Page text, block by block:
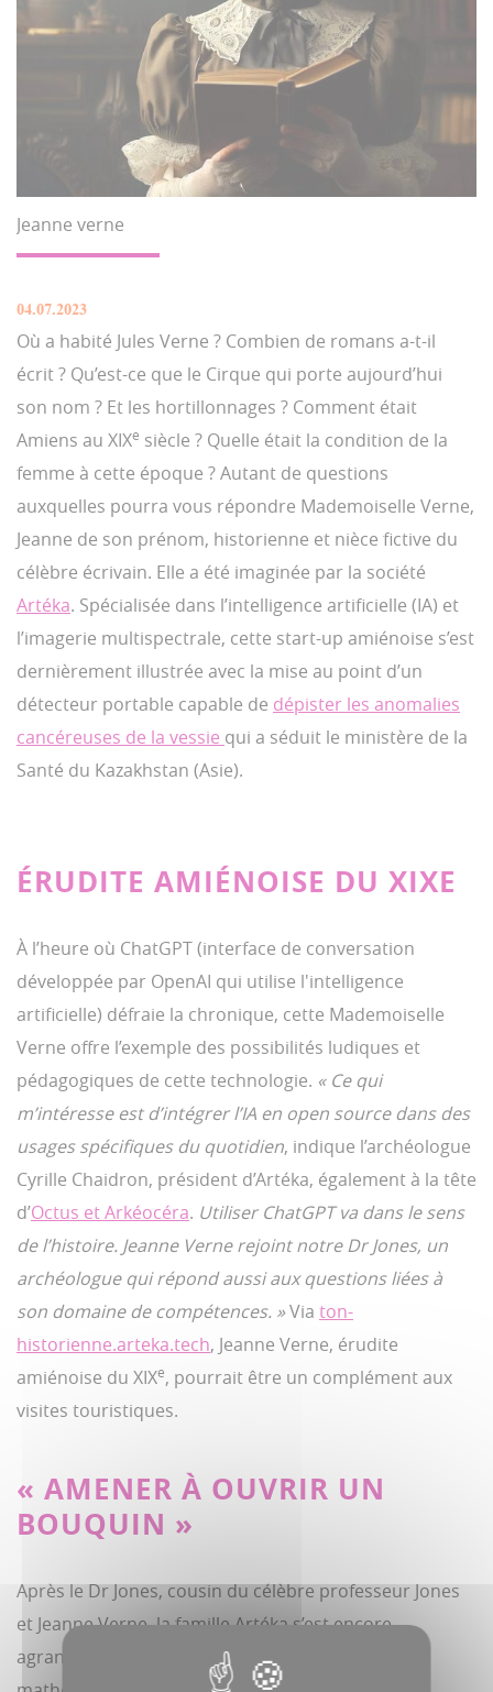
Jeanne verne
04.07.2023
Où a habité Jules Verne ? Combien de romans a-t-il
écrit ? Qu’est-ce que le Cirque qui porte aujourd’hui
son nom ? Et les hortillonnages ? Comment était
Amiens au XIXe siècle ? Quelle était la condition de la
femme à cette époque ? Autant de questions
auxquelles pourra vous répondre Mademoiselle Verne,
Jeanne de son prénom, historienne et nièce fictive du
célèbre écrivain. Elle a été imaginée par la société
Artéka. Spécialisée dans l’intelligence artificielle (IA) et
l’imagerie multispectrale, cette start-up amiénoise s’est
dernièrement illustrée avec la mise au point d’un
détecteur portable capable de dépister les anomalies
cancéreuses de la vessie qui a séduit le ministère de la
Santé du Kazakhstan (Asie).
ÉRUDITE AMIÉNOISE DU XIXE
À l’heure où ChatGPT (interface de conversation
développée par OpenAI qui utilise l'intelligence
artificielle) défraie la chronique, cette Mademoiselle
Verne offre l’exemple des possibilités ludiques et
pédagogiques de cette technologie. « Ce qui
m’intéresse est d’intégrer l’IA en open source dans des
usages spécifiques du quotidien, indique l’archéologue
Cyrille Chaidron, président d’Artéka, également à la tête
d’Octus et Arkéocéra. Utiliser ChatGPT va dans le sens
de l’histoire. Jeanne Verne rejoint notre Dr Jones, un
archéologue qui répond aussi aux questions liées à
son domaine de compétences. »Via ton-
historienne.arteka.tech, Jeanne Verne, érudite
amiénoise du XIXe, pourrait être un complément aux
visites touristiques.
« AMENER À OUVRIR UN
BOUQUIN »
Après le Dr Jones, cousin du célèbre professeur Jones
et Jeanne Verne, la famille Artéka s’est encore
agrandie avec Ada Lovelace, informaticienne et